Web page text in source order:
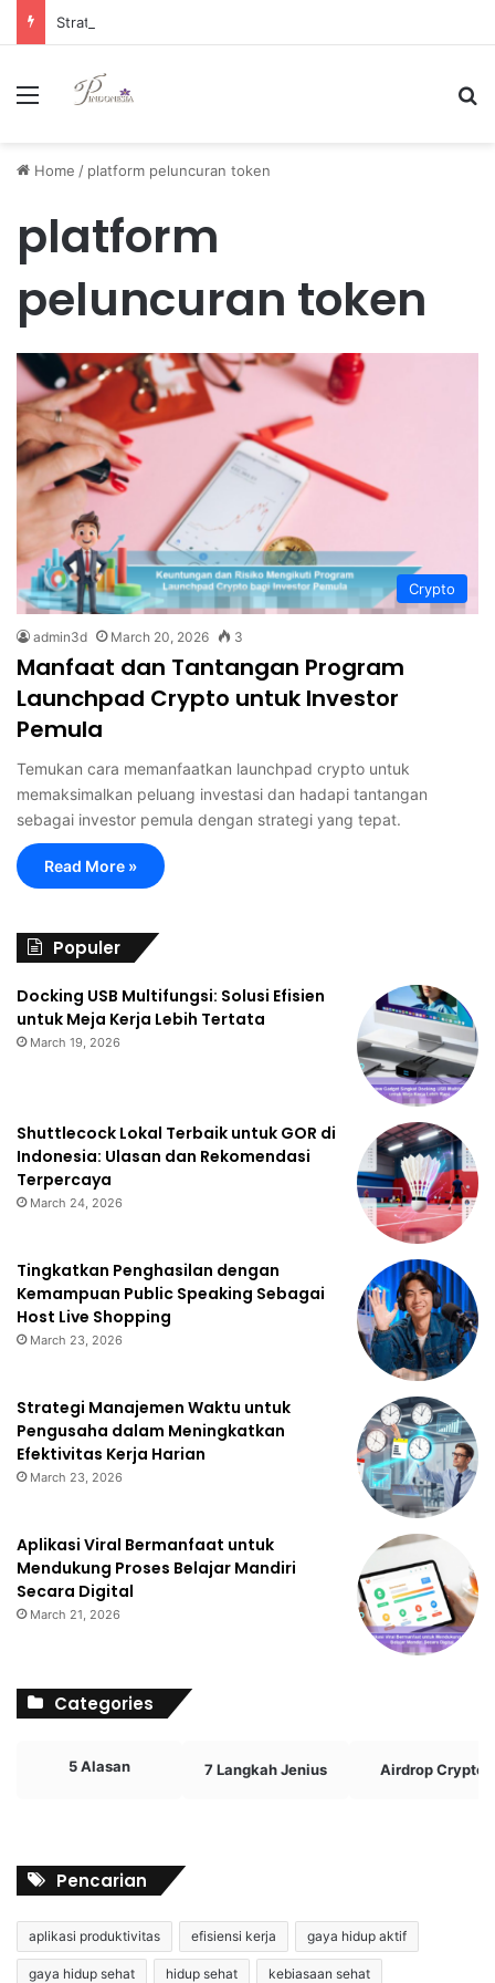
Menu
Home / platform peluncuran token
platform
peluncuran token
Crypto
admin3d March 20, 2026 3
Manfaat dan Tantangan Program
Launchpad Crypto untuk Investor
Pemula
Temukan cara memanfaatkan launchpad crypto untuk
memaksimalkan peluang investasi dan hadapi tantangan
sebagai investor pemula dengan strategi yang tepat.
Read More »
Populer
Docking USB Multifungsi: Solusi Efisien
untuk Meja Kerja Lebih Tertata
March 19, 2026
Shuttlecock Lokal Terbaik untuk GOR di
Indonesia: Ulasan dan Rekomendasi
Terpercaya
March 24, 2026
Tingkatkan Penghasilan dengan
Kemampuan Public Speaking Sebagai
Host Live Shopping
March 23, 2026
Strategi Manajemen Waktu untuk
Pengusaha dalam Meningkatkan
Efektivitas Kerja Harian
March 23, 2026
Aplikasi Viral Bermanfaat untuk
Mendukung Proses Belajar Mandiri
Secara Digital
March 21, 2026
Categories
5 Alasan 7 Langkah Jenius Airdrop Crypto
Pencarian
aplikasi produktivitas efisiensi kerja gaya hidup aktif
gaya hidup sehat hidup sehat kebiasaan sehat